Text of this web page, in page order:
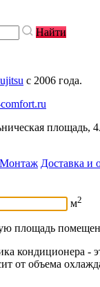
Найти
c 2006 года.
площадь,
Монтаж Доставка и
м2
площадь
кондиционера -
от объема